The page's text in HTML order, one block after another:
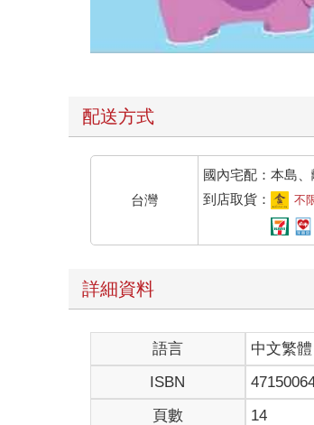
配送方式
台灣
國內宅配：本島、
到店取貨：
不
詳細資料
語言 中文繁體
ISBN
頁數
14